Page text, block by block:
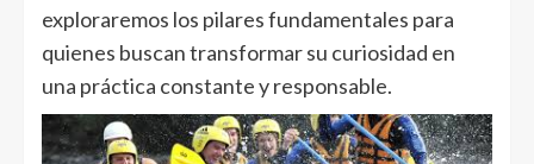
exploraremos los pilares fundamentales para
quienes buscan transformar su curiosidad en
una práctica constante y responsable.